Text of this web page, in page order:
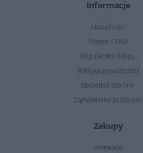
Informacje
Aktualności
Pomoc i FAQ
Regulamin sklepu
Polityka prywatności
Sprzedaż dla firm
Zamówienia publiczne
Zakupy
Promocje